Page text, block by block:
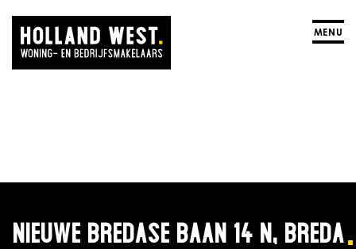
MENU
NIEUWE BREDASE BAAN 14 N, BREDA